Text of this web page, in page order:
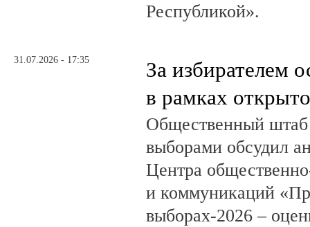
Республикой».
31.07.2026 - 17:35
За избирателем
в рамках
Общественный
выборами обсудил
Центра
и коммуникаций
выборах-2026 –